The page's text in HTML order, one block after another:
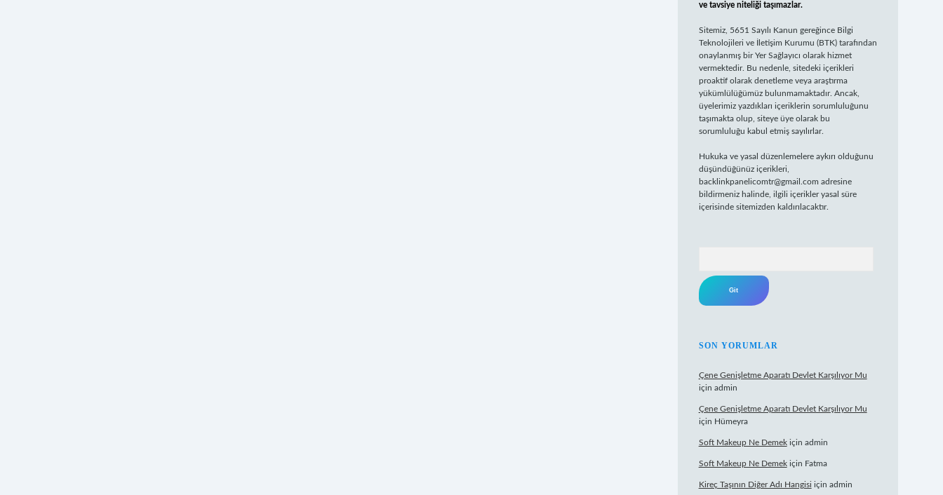
ve tavsiye niteliği taşımazlar.
Sitemiz, 5651 Sayılı Kanun gereğince Bilgi
Teknolojileri ve İletişim Kurumu (BTK) tarafından
onaylanmış bir Yer Sağlayıcı olarak hizmet
vermektedir. Bu nedenle, sitedeki içerikleri
proaktif olarak denetleme veya araştırma
yükümlülüğümüz bulunmamaktadır. Ancak,
üyelerimiz yazdıkları içeriklerin sorumluluğunu
taşımakta olup, siteye üye olarak bu
sorumluluğu kabul etmiş sayılırlar.
Hukuka ve yasal düzenlemelere aykırı olduğunu
düşündüğünüz içerikleri,
backlinkpanelicomtr@gmail.com adresine
bildirmeniz halinde, ilgili içerikler yasal süre
içerisinde sitemizden kaldırılacaktır.
SON YORUMLAR
Çene Genişletme Aparatı Devlet Karşılıyor Mu
için admin
Çene Genişletme Aparatı Devlet Karşılıyor Mu
için Hümeyra
Soft Makeup Ne Demekiçin admin
Soft Makeup Ne Demekiçin Fatma
Kireç Taşının Diğer Adı Hangisi için admin